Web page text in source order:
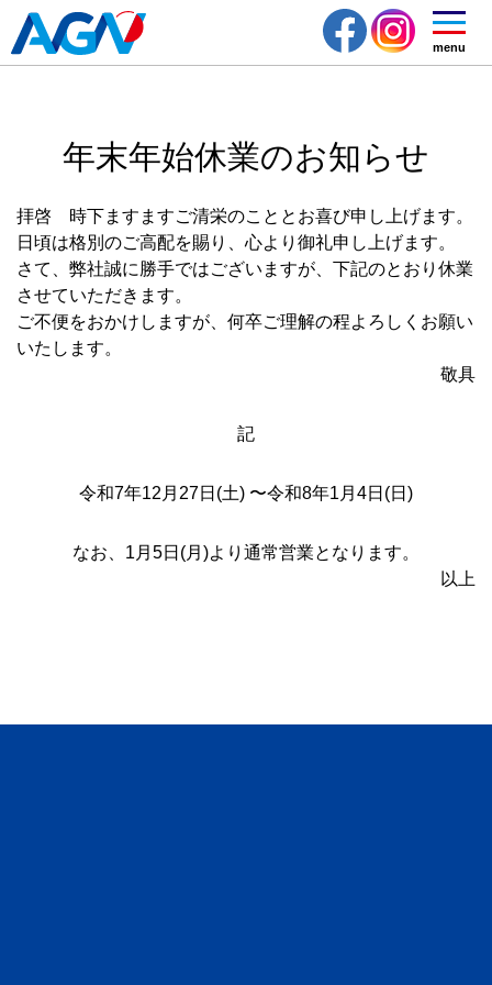
menu
年末年始休業のお知らせ
拝啓 時下ますますご清栄のこととお喜び申し上げます。
日頃は格別のご高配を賜り、心より御礼申し上げます。
さて、弊社誠に勝手ではございますが、下記のとおり休業
させていただきます。
ご不便をおかけしますが、何卒ご理解の程よろしくお願い
いたします。
敬具
記
令和7年12月27日(土) 〜令和8年1月4日(日)
なお、1月5日(月)より通常営業となります。
以上